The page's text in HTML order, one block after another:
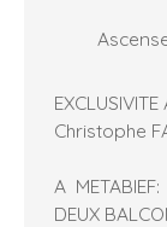
EXCLUSIVITE
Christophe
A METABIEF:
DEUX